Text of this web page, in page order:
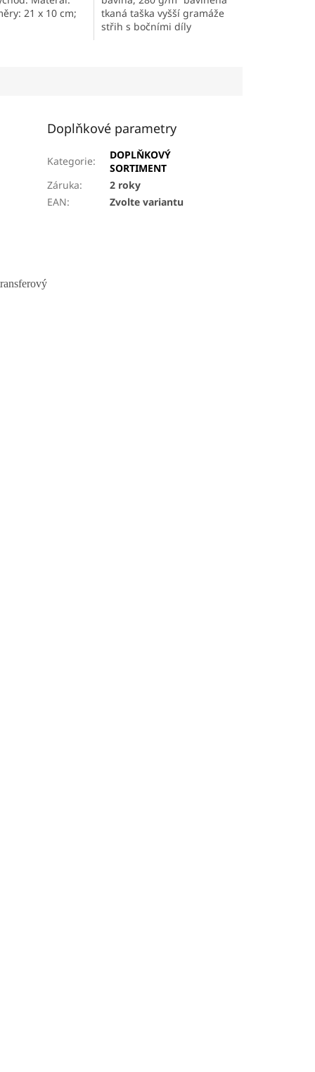
21 x 10 cm;
hvězdiček.
tkaná taška vyšší gramáže
střih s bočními díly
Doplňkové parametry
Kategorie:
DOPLŇKOVÝ
SORTIMENT
Záruka:
2 roky
EAN: Zvolte variantu